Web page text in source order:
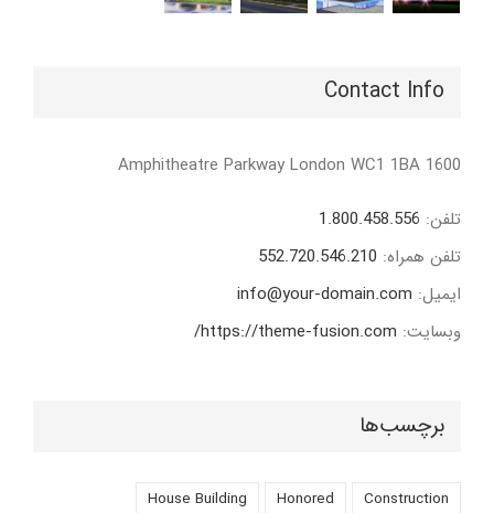
Contact Info
1600 Amphitheatre Parkway London WC1 1BA
تلفن: 1.800.458.556
تلفن همراه: 552.720.546.210
ایمیل: info@your-domain.com
وبسایت: https://theme-fusion.com/
برچسب‌ها
Construction
Honored
House Building